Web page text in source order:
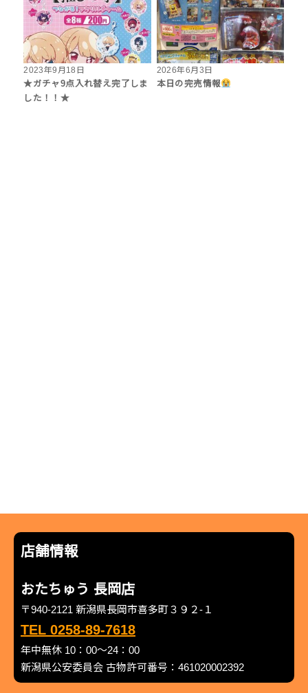
2023年9月18日
★ガチャ9点入れ替え完了しま
した！！★
2026年6月3日
本日の完売情報
店舗情報
おたちゅう 長岡店
〒940-2121 新潟県長岡市喜多町３９２-１
TEL 0258-89-7618
年中無休 10：00～24：00
新潟県公安委員会 古物許可番号：461020002392